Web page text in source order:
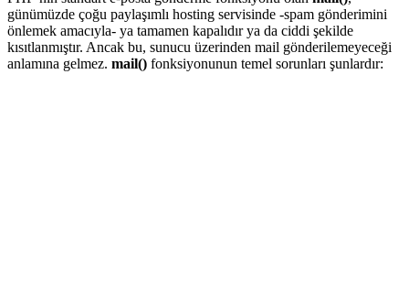
günümüzde çoğu paylaşımlı hosting servisinde -spam gönderimini
önlemek amacıyla- ya tamamen kapalıdır ya da ciddi şekilde
kısıtlanmıştır. Ancak bu, sunucu üzerinden mail gönderilemeyeceği
anlamına gelmez. mail() fonksiyonunun temel sorunları şunlardır: